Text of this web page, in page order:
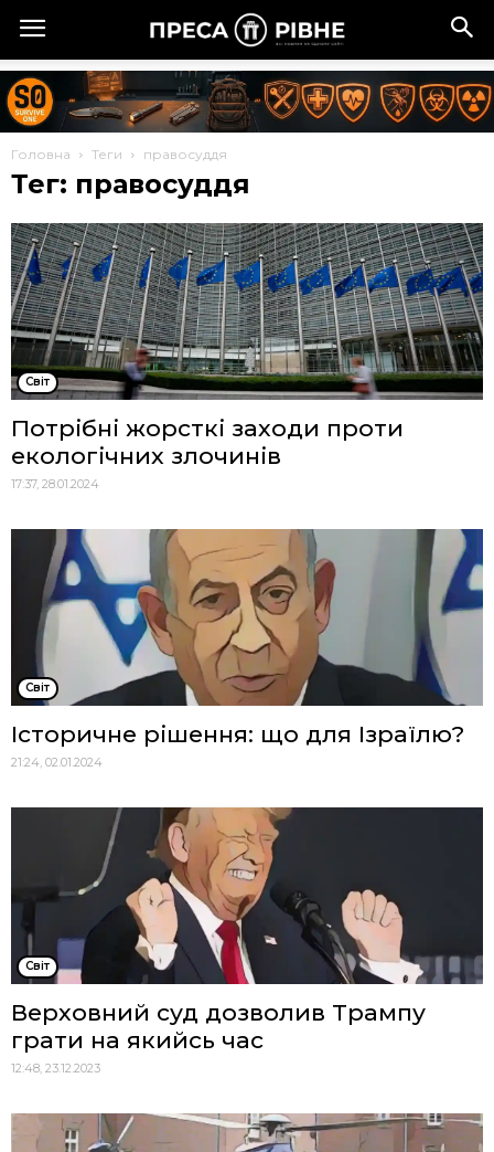
Головна Теги правосуддя
Тег: правосуддя
Cвіт
Потрібні жорсткі заходи проти
екологічних злочинів
17:37, 28.01.2024
Cвіт
Історичне рішення: що для Ізраїлю?
21:24, 02.01.2024
Cвіт
Верховний суд дозволив Трампу
грати на якийсь час
12:48, 23.12.2023